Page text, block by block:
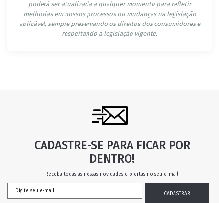
poderá ser atualizada a qualquer momento para refletir
melhorias em nossos processos ou mudanças na legislação
aplicável, sempre preservando os direitos dos consumidores e
respeitando a legislação vigente.
CADASTRE-SE PARA FICAR POR
DENTRO!
Receba todas as nossas novidades e ofertas no seu e-mail